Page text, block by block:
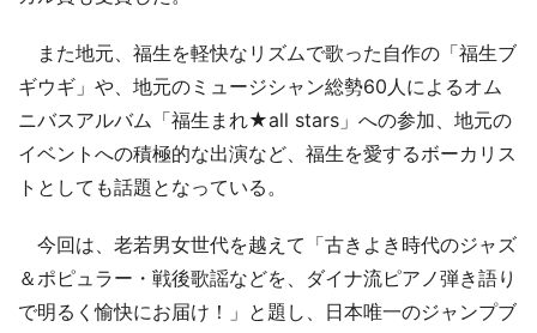
また地元、福生を軽快なリズムで歌った自作の「福生ブ
ギウギ」や、地元のミュージシャン総勢60人によるオム
ニバスアルバム「福生まれ★all stars」への参加、地元の
イベントへの積極的な出演など、福生を愛するボーカリス
トとしても話題となっている。
今回は、老若男女世代を越えて「古きよき時代のジャズ
＆ポピュラー・戦後歌謡などを、ダイナ流ピアノ弾き語り
で明るく愉快にお届け！」と題し、日本唯一のジャンプブ